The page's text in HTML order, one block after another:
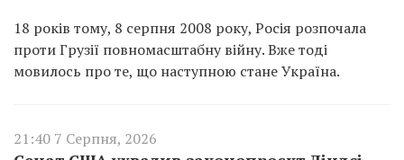
18 років тому, 8 серпня 2008 року, Росія розпочала
проти Грузії повномасштабну війну. Вже тоді
мовилось про те, що наступною стане Україна.
21:40 7 Серпня, 2026